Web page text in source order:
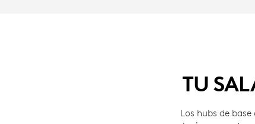
TU
Los hubs de